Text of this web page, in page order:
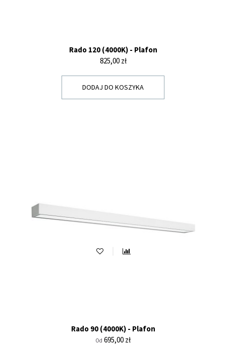
Rado 120 (4000K) - Plafon
Cena
825,00 zł
DODAJ DO KOSZYKA
Rado 90 (4000K) - Plafon
Od Cena
695,00 zł